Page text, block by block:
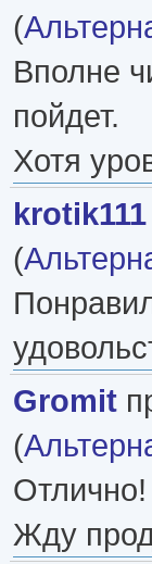
(
Вполне
пойдет.
Хотя
krotik111
(
Gromit
(
Жду